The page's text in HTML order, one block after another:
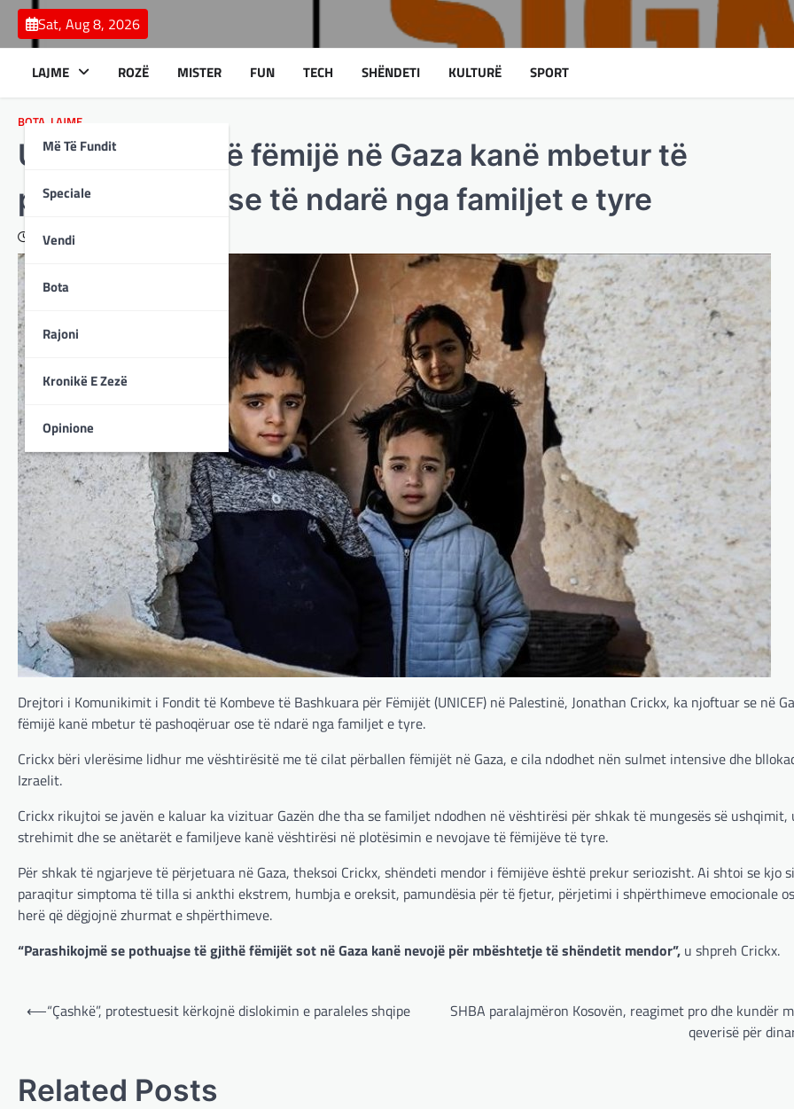
Skip
content
Sat, Aug 8, 2026
LAJME
Më Të Fundit
Speciale
Vendi
Bota
Rajoni
Kronikë E Zezë
Opinione
ROZË MISTER FUN TECH SHËNDETI KULTURË SPORT
BOTA LAJME
UNICEF: 17 mijë fëmijë në Gaza kanë mbetur të
pashoqëruar ose të ndarë nga familjet e tyre
February 2, 2024
Drejtori i Komunikimit i Fondit të Kombeve të Bashkuara për Fëmijët (UNICEF) në Palestinë, Jonathan Crickx, ka njoftuar se në
fëmijë kanë mbetur të pashoqëruar ose të ndarë nga familjet e tyre.
Crickx bëri vlerësime lidhur me vështirësitë me të cilat përballen fëmijët në Gaza, e cila ndodhet nën sulmet intensive dhe
Izraelit.
Crickx rikujtoi se javën e kaluar ka vizituar Gazën dhe tha se familjet ndodhen në vështirësi për shkak të mungesës së ushqimit,
strehimit dhe se anëtarët e familjeve kanë vështirësi në plotësimin e nevojave të fëmijëve të tyre.
Për shkak të ngjarjeve të përjetuara në Gaza, theksoi Crickx, shëndeti mendor i fëmijëve është prekur seriozisht. Ai shtoi se kjo
paraqitur simptoma të tilla si ankthi ekstrem, humbja e oreksit, pamundësia për të fjetur, përjetimi i shpërthimeve emocionale
herë që dëgjojnë zhurmat e shpërthimeve.
“Parashikojmë se pothuajse të gjithë fëmijët sot në Gaza kanë nevojë për mbështetje të shëndetit mendor”, u shpreh Crickx.
Post
⟵“Çashkë”, protestuesit kërkojnë dislokimin e paraleles shqipe
SHBA paralajmëron Kosovën, reagimet pro dhe kundër
qeverisë për
Related Posts